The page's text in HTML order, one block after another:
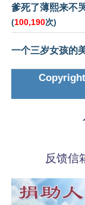
爹死了薄熙来不
(100,190次)
一个三岁女孩的
反馈信